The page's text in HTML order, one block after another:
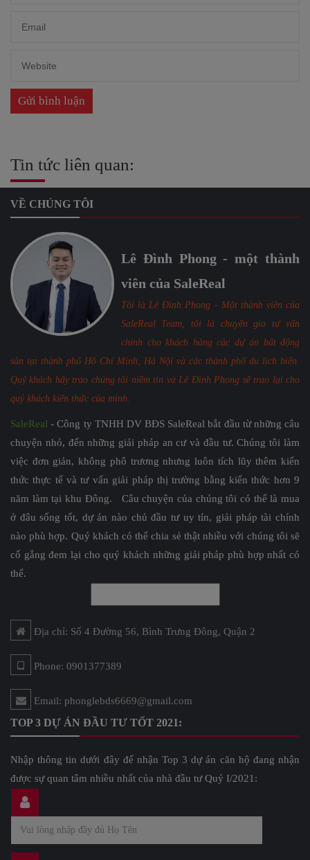
Tin tức liên quan:
VỀ CHÚNG TÔI
Lê Đình Phong - một thành
viên của SaleReal
Tôi là Lê Đình Phong - Một thành viên của
SaleReal Team, tôi là chuyên gia tư vấn
chính cho khách hàng các dự án bất động
sản tại thành phố Hồ Chí Minh, Hà Nội và các thành phố du lịch biển.
Quý khách hãy trao chúng tôi niềm tin và Lê Đình Phong sẽ trao lại cho
quý khách kiến thức của mình.
SaleReal - Công ty TNHH DV BĐS SaleReal bắt đầu từ những câu
chuyện nhỏ, đến những giải pháp an cư và đầu tư. Chúng tôi làm
việc đơn giản, không phô trương nhưng luôn tích lũy thêm kiến
thức thực tế và tư vấn giải pháp thị trường bằng kiến thức hơn 9
năm làm tại khu Đông. Câu chuyện của chúng tôi có thể là mua
ở đâu sống tốt, dự án nào chủ đầu tư uy tín, giải pháp tài chính
nào phù hợp. Quý khách có thể chia sẻ thật nhiều với chúng tôi sẽ
cố gắng đem lại cho quý khách những giải pháp phù hợp nhất có
thể.
Địa chỉ: Số 4 Đường 56, Bình Trưng Đông, Quận 2
Phone: 0901377389
Email: phonglebds6669@gmail.com
TOP 3 DỰ ÁN ĐẦU TƯ TỐT 2021:
Nhập thông tin dưới đây để nhận Top 3 dự án căn hộ đang nhận
được sự quan tâm nhiều nhất của nhà đầu tư Quý I/2021: